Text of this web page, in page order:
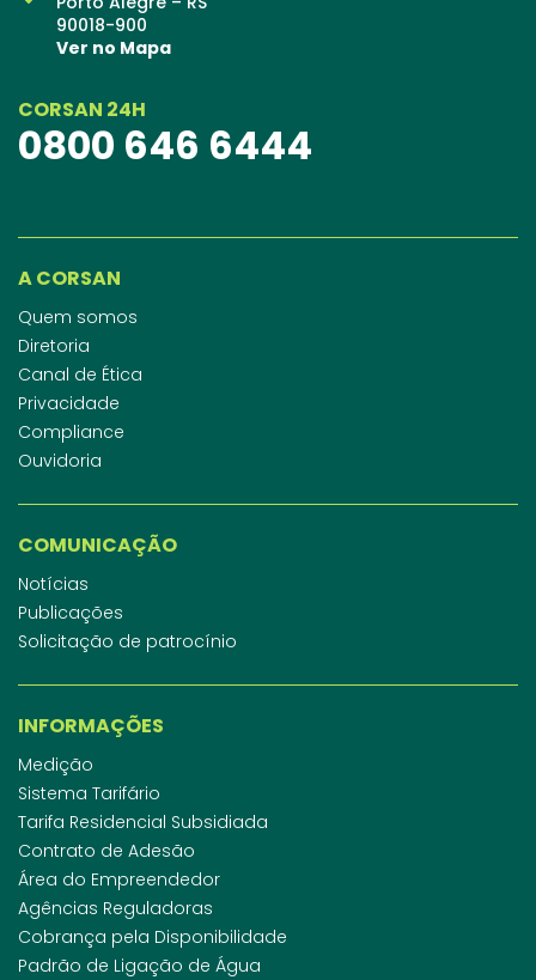
90018-900
Ver no Mapa
CORSAN 24H
0800 646 6444
A CORSAN
Quem somos
Diretoria
Canal de Ética
Privacidade
Compliance
Ouvidoria
COMUNICAÇÃO
Notícias
Publicações
Solicitação de patrocínio
INFORMAÇÕES
Medição
Sistema Tarifário
Tarifa Residencial Subsidiada
Contrato de Adesão
Área do Empreendedor
Agências Reguladoras
Cobrança pela Disponibilidade
Padrão de Ligação de Água